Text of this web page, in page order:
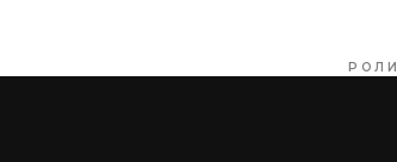
РОЛИ